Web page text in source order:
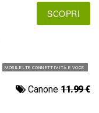
SCOPRI
MOBILE LTE CONNETTIVITÀ E VOCE
Canone11.99 €